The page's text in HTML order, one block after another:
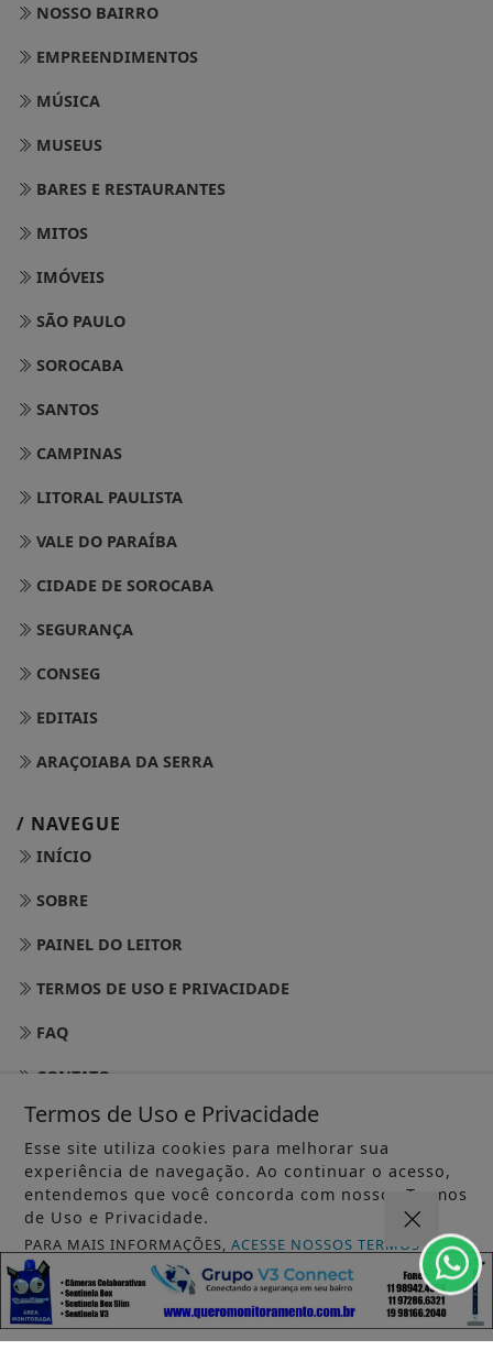
NOSSO BAIRRO
EMPREENDIMENTOS
MÚSICA
MUSEUS
BARES E RESTAURANTES
MITOS
IMÓVEIS
SÃO PAULO
SOROCABA
SANTOS
CAMPINAS
LITORAL PAULISTA
VALE DO PARAÍBA
CIDADE DE SOROCABA
SEGURANÇA
CONSEG
EDITAIS
ARAÇOIABA DA SERRA
/ NAVEGUE
INÍCIO
SOBRE
PAINEL DO LEITOR
TERMOS DE USO E PRIVACIDADE
FAQ
CONTATO
Termos de Uso e Privacidade
Esse site utiliza cookies para melhorar sua
experiência de navegação. Ao continuar o acesso,
entendemos que você concorda com nossos Termos
de Uso e Privacidade.
PARA MAIS INFORMAÇÕES,ACESSE NOSSOS TERMOS
CLICANDO AQUI
PROSSEGUIR